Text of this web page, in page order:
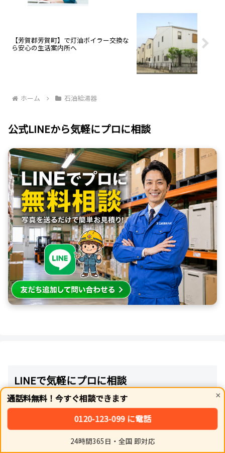
×
通話料無料！今すぐ相談できます
0120-123-099 に電話
24時間365日・全国 即対応
【芳賀郡芳賀町】で灯油ボイラー交換な
ら安心の生活案内所へ
ホーム 石油給湯器
公式LINEから気軽にプロに相談
LINEで気軽にプロに相談
シェア トップ